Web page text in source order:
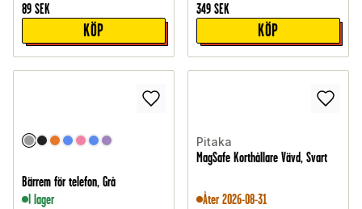
89 SEK
KÖP
349 SEK
KÖP
Bärrem för telefon, Grå
I lager
Pitaka
MagSafe Korthållare Vävd, Svart
Åter 2026-08-31